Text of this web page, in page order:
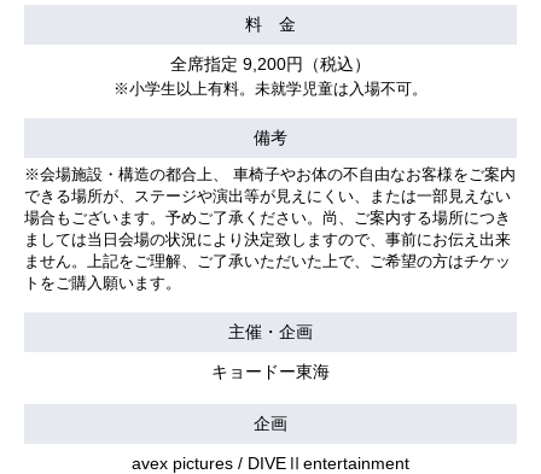
料 金
全席指定 9,200円（税込）
※小学生以上有料。未就学児童は入場不可。
備考
※会場施設・構造の都合上、 車椅子やお体の不自由なお客様をご案内
できる場所が、ステージや演出等が見えにくい、または一部見えない
場合もございます。予めご了承ください。尚、ご案内する場所につき
ましては当日会場の状況により決定致しますので、事前にお伝え出来
ません。上記をご理解、ご了承いただいた上で、ご希望の方はチケッ
トをご購入願います。
主催・企画
キョードー東海
企画
avex pictures / DIVEⅡentertainment